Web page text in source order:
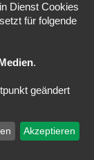
Dienst Cookies
für folgende
.
geändert
Akzeptieren